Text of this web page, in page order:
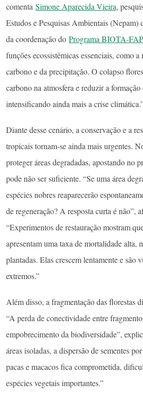
comenta Simone Aparecida Vieira,
Estudos e Pesquisas Ambientais (Nepam)
da coordenação do Programa BIOTA-
funções ecossistêmicas essenciais, como
carbono e da precipitação. O colapso
carbono na atmosfera e reduzir a formação
intensificando ainda mais a crise
Diante desse cenário, a conservação e a
tropicais tornam-se ainda mais urgentes.
proteger áreas degradadas, apostando no
pode não ser suficiente. “Se uma área
espécies nobres reaparecerão
de regeneração? A resposta curta é não”,
“Experimentos de restauração mostram
apresentam uma taxa de mortalidade alta,
plantadas. Elas crescem lentamente e são
extremos.”
Além disso, a fragmentação das florestas
“A perda de conectividade entre
empobrecimento da biodiversidade”,
áreas isoladas, a dispersão de sementes
pacas e macacos fica comprometida,
espécies vegetais importantes.”